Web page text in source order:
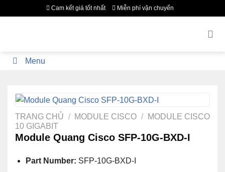
qua
Cam kết giá tốt nhất Miễn phí vận chuyển
Menu
TRANG CHỦ / MODULE CISCO /
MODULE CISCO
10 GIGABIT
Module Quang Cisco SFP-10G-BXD-I
Part Number: SFP-10G-BXD-I